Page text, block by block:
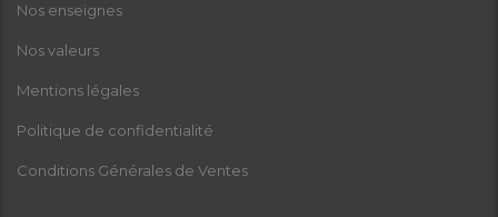
Nos enseignes
Nos valeurs
Mentions légales
Politique de confidentialité
Conditions Générales de Ventes